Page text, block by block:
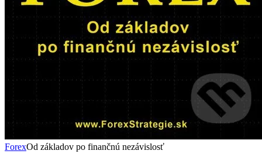
ForexOd základov po finančnú nezávislosť